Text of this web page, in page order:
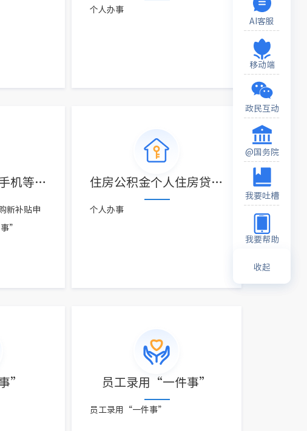
个人办事
家电以旧换新和手机等购新补贴申请（2025年度）“一件事”
新补贴申
”
住房公积金个人住房贷款购房“一件事”
个人办事
” 员工录用“一件事”
员工录用“一件事”
AI客服
移动端
政民互动
@国务院
我要吐槽
我要帮助
收起